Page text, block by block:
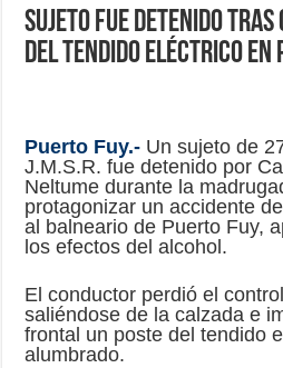
Sujeto fue detenido
del tendido eléctrico en
Puerto Fuy.- Un sujeto de
J.M.S.R. fue detenido por
Neltume durante la
protagonizar un accidente
al balneario de Puerto Fuy,
los efectos del alcohol.
El conductor perdió el
saliéndose de la calzada e
frontal un poste del tendido
alumbrado.